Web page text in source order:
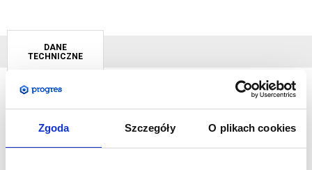
Zgoda Szczegóły O plikach cookies
DANE
TECHNICZNE
Doskonałe rozwiązanie na bankiety, eventy promocyjne i targi.
Blat wykonany z bardzo trwałego polietylenu. Średnica blatu to